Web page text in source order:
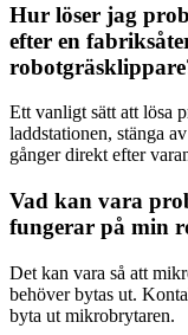
Hur löser jag
efter en
Ett vanligt sätt att lösa
laddstationen, stänga
gånger direkt efter
Vad kan vara
fungerar på min
Det kan vara så att
behöver bytas ut.
byta ut mikrobrytaren.